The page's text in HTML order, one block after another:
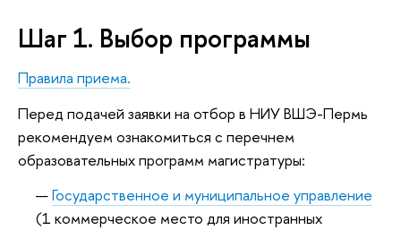
Шаг 1. Выбор программы
Правила приема.
Перед подачей заявки на отбор в НИУ ВШЭ-Пермь
рекомендуем ознакомиться с перечнем
образовательных программ магистратуры:
Государственное и муниципальное управление
(1 коммерческое место для иностранных